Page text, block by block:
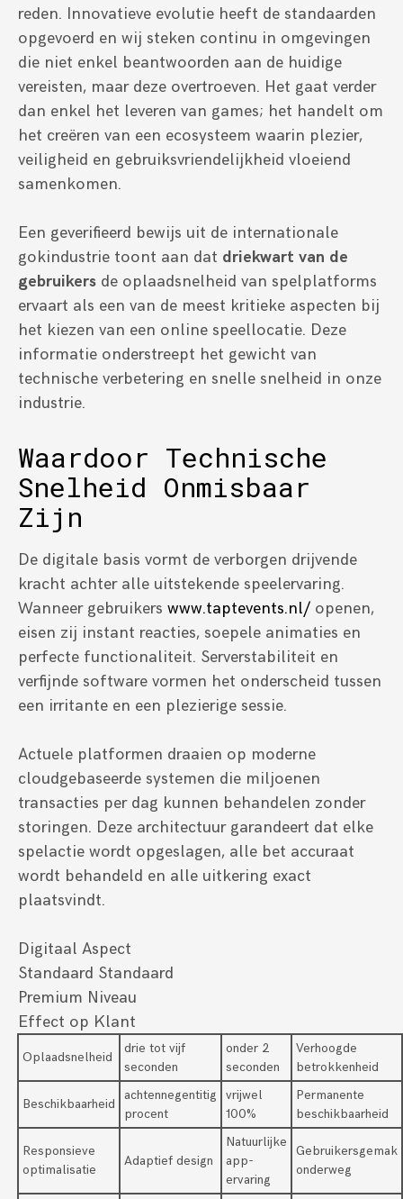
reden. Innovatieve evolutie heeft de standaarden
opgevoerd en wij steken continu in omgevingen
die niet enkel beantwoorden aan de huidige
vereisten, maar deze overtroeven. Het gaat verder
dan enkel het leveren van games; het handelt om
het creëren van een ecosysteem waarin plezier,
veiligheid en gebruiksvriendelijkheid vloeiend
samenkomen.
Een geverifieerd bewijs uit de internationale
gokindustrie toont aan dat driekwart van de
gebruikers de oplaadsnelheid van spelplatforms
ervaart als een van de meest kritieke aspecten bij
het kiezen van een online speellocatie. Deze
informatie onderstreept het gewicht van
technische verbetering en snelle snelheid in onze
industrie.
Waardoor Technische
Snelheid Onmisbaar
Zijn
De digitale basis vormt de verborgen drijvende
kracht achter alle uitstekende speelervaring.
Wanneer gebruikers www.taptevents.nl/ openen,
eisen zij instant reacties, soepele animaties en
perfecte functionaliteit. Serverstabiliteit en
verfijnde software vormen het onderscheid tussen
een irritante en een plezierige sessie.
Actuele platformen draaien op moderne
cloudgebaseerde systemen die miljoenen
transacties per dag kunnen behandelen zonder
storingen. Deze architectuur garandeert dat elke
spelactie wordt opgeslagen, alle bet accuraat
wordt behandeld en alle uitkering exact
plaatsvindt.
Digitaal Aspect
Standaard Standaard
Premium Niveau
Effect op Klant
Oplaadsnelheid
drie tot vijf
seconden
onder 2
seconden
Verhoogde
betrokkenheid
Beschikbaarheid
achtennegentitig
procent
vrijwel
100%
Permanente
beschikbaarheid
Responsieve
optimalisatie
Adaptief design
Natuurlijke
app-
ervaring
Gebruikersgemak
onderweg